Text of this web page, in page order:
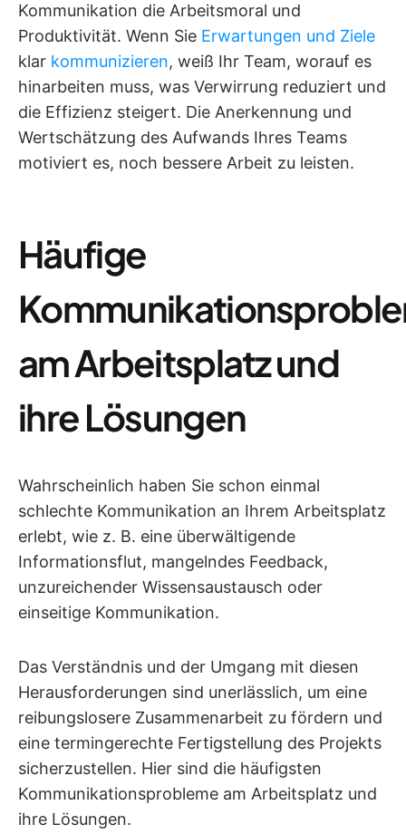
Kommunikation die Arbeitsmoral und
Produktivität. Wenn Sie Erwartungen und Ziele
klar kommunizieren, weiß Ihr Team, worauf es
hinarbeiten muss, was Verwirrung reduziert und
die Effizienz steigert. Die Anerkennung und
Wertschätzung des Aufwands Ihres Teams
motiviert es, noch bessere Arbeit zu leisten.
Häufige
am Arbeitsplatz und
ihre Lösungen
Wahrscheinlich haben Sie schon einmal
schlechte Kommunikation an Ihrem Arbeitsplatz
erlebt, wie z. B. eine überwältigende
Informationsflut, mangelndes Feedback,
unzureichender Wissensaustausch oder
einseitige Kommunikation.
Das Verständnis und der Umgang mit diesen
Herausforderungen sind unerlässlich, um eine
reibungslosere Zusammenarbeit zu fördern und
eine termingerechte Fertigstellung des Projekts
sicherzustellen. Hier sind die häufigsten
Kommunikationsprobleme am Arbeitsplatz und
ihre Lösungen.